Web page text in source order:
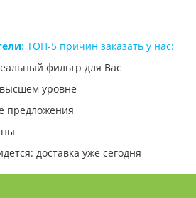
: ТОП-5 причин заказать у нас:
фильтр для Вас
уровне
предложения
доставка уже сегодня